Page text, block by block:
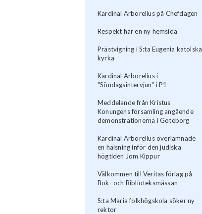
Kardinal Arborelius på Chefdagen
Respekt har en ny hemsida
Prästvigning i S:ta Eugenia katolska
kyrka
Kardinal Arborelius i
"Söndagsintervjun" i P1
Meddelande från Kristus
Konungens församling angående
demonstrationerna i Göteborg
Kardinal Arborelius överlämnade
en hälsning inför den judiska
högtiden Jom Kippur
Välkommen till Veritas förlag på
Bok- och Biblioteksmässan
S:ta Maria folkhögskola söker ny
rektor